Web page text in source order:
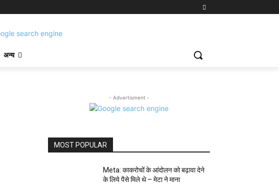
अन्य
- Advertisment -
MOST POPULAR
Meta: काकरोचों के आंदोलन को बढ़ावा देने
के लिये पैसे मिले थे – मेटा ने माना